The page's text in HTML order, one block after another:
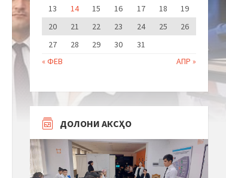
« ФЕВ АПР »
13
14 15 16 17 18
19
20
21 22 23 24 25
26
27
28 29 30 31
ДОЛОНИ АКСҲО